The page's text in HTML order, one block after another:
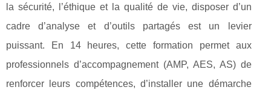
la sécurité, l’éthique et la qualité de vie, disposer d’un
cadre d’analyse et d’outils partagés est un levier
puissant. En 14 heures, cette formation permet aux
professionnels d’accompagnement (AMP, AES, AS) de
renforcer leurs compétences, d’installer une démarche